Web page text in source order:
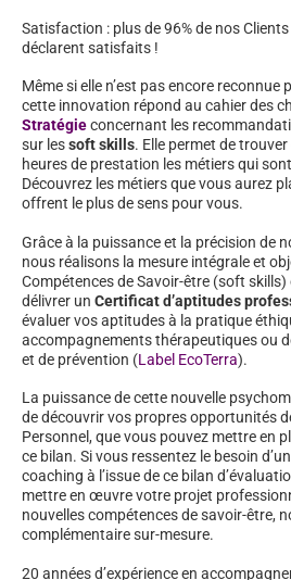
Satisfaction : plus de 96% de nos
déclarent satisfaits !
Même si elle n’est pas encore reconnue
cette innovation répond au cahier des
Stratégieconcernant les
sur lessoft skills. Elle permet de
heures de prestation les métiers qui
Découvrez les métiers que vous aurez
offrent le plus de sens pour vous.
Grâce à la puissance et la précision de
nous réalisons la mesure intégrale et
Compétences de Savoir-être (soft
délivrer un Certificat d’aptitudes
évaluer vos aptitudes à la pratique
accompagnements thérapeutiques ou
et de prévention (Label EcoTerra).
La puissance de cette nouvelle
de découvrir vos propres opportunités
Personnel, que vous pouvez mettre en
ce bilan. Si vous ressentez le besoin
coaching à l’issue de ce bilan
mettre en œuvre votre projet
nouvelles compétences de savoir-être,
complémentaire sur-mesure.
20 années d’expérience en